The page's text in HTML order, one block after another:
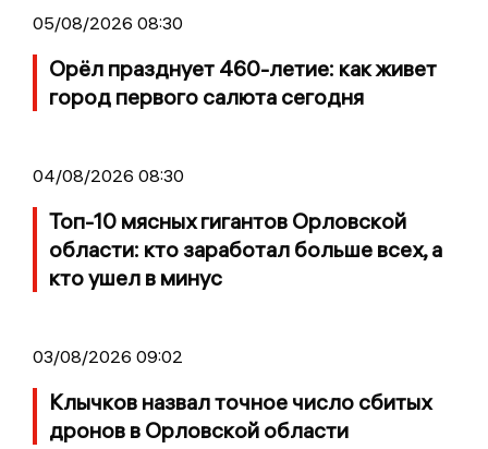
05/08/2026 08:30
Орёл празднует 460-летие: как живет
город первого салюта сегодня
04/08/2026 08:30
Топ-10 мясных гигантов Орловской
области: кто заработал больше всех, а
кто ушел в минус
03/08/2026 09:02
Клычков назвал точное число сбитых
дронов в Орловской области